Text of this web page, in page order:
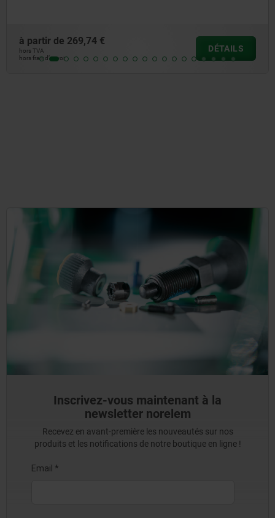
à partir de 655,39 €
hors TVA
hors frais d’envoi
DÉTAILS
Inscrivez-vous maintenant à la
newsletter norelem
Recevez en avant-première les nouveautés sur nos
produits et les notifications de notre boutique en ligne !